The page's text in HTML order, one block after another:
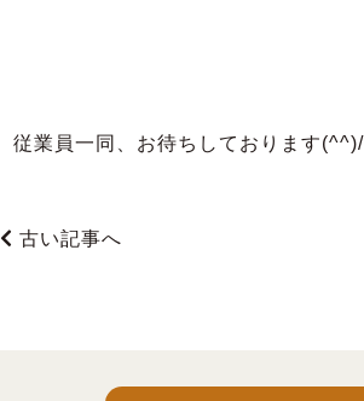
従業員一同、お待ちしております(^^)/
古い記事へ